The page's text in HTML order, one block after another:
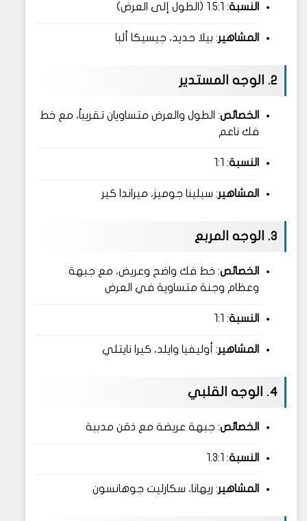
النسبة: 1.5:1 (الطول إلى العرض)
المشاهير: بيلا حديد، جيسيكا ألبا
2. الوجه المستدير
الخصائص: الطول والعرض متساويان تقريباً، مع خط
فك ناعم
النسبة: 1:1
المشاهير: سيلينا جوميز، ميراندا كير
3. الوجه المربع
الخصائص: خط فك واضح وعريض، مع جبهة
وعظام وجنة متساوية في العرض
النسبة: 1:1
المشاهير: أوليفيا وايلد، كيرا نايتلي
4. الوجه القلبي
الخصائص: جبهة عريضة مع ذقن مدببة
النسبة: 1.3:1
المشاهير: ريهانا، سكارليت جوهانسون